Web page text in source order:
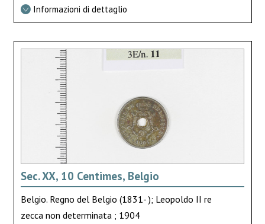
Informazioni di dettaglio
Sec. XX, 10 Centimes, Belgio
Belgio. Regno del Belgio (1831- ); Leopoldo II re
zecca non determinata ; 1904